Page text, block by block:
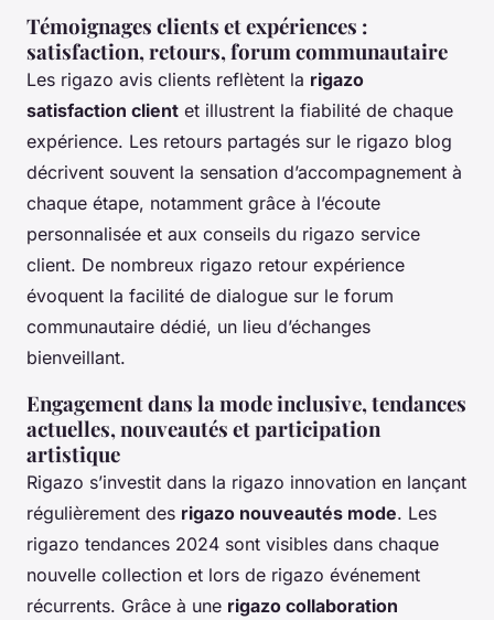
Témoignages clients et expériences :
satisfaction, retours, forum communautaire
Les rigazo avis clients reflètent la rigazo
satisfaction client et illustrent la fiabilité de chaque
expérience. Les retours partagés sur le rigazo blog
décrivent souvent la sensation d’accompagnement à
chaque étape, notamment grâce à l’écoute
personnalisée et aux conseils du rigazo service
client. De nombreux rigazo retour expérience
évoquent la facilité de dialogue sur le forum
communautaire dédié, un lieu d’échanges
bienveillant.
Engagement dans la mode inclusive, tendances
actuelles, nouveautés et participation
artistique
Rigazo s’investit dans la rigazo innovation en lançant
régulièrement des rigazo nouveautés mode. Les
rigazo tendances 2024 sont visibles dans chaque
nouvelle collection et lors de rigazo événement
récurrents. Grâce à une rigazo collaboration